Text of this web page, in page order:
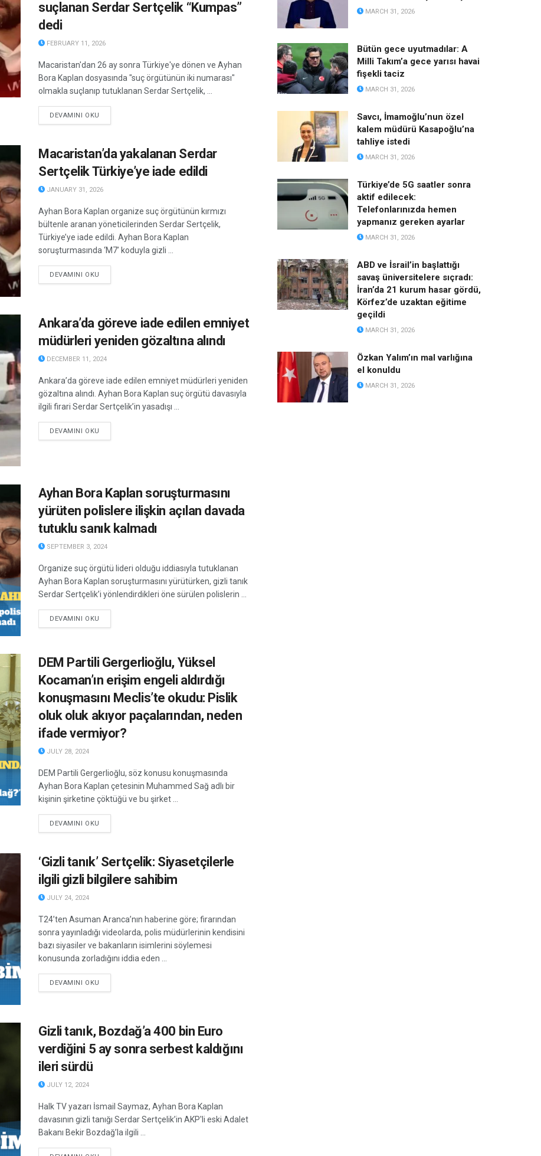
suçlanan Serdar Sertçelik “Kumpas”
dedi
FEBRUARY 11, 2026
Macaristan'dan 26 ay sonra Türkiye'ye dönen ve Ayhan
Bora Kaplan dosyasında "suç örgütünün iki numarası"
olmakla suçlanıp tutuklanan Serdar Sertçelik, ...
DEVAMINI OKU
Macaristan’da yakalanan Serdar
Sertçelik Türkiye’ye iade edildi
JANUARY 31, 2026
Ayhan Bora Kaplan organize suç örgütünün kırmızı
bültenle aranan yöneticilerinden Serdar Sertçelik,
Türkiye’ye iade edildi. Ayhan Bora Kaplan
soruşturmasında ‘M7’ koduyla gizli ...
DEVAMINI OKU
Ankara’da göreve iade edilen emniyet
müdürleri yeniden gözaltına alındı
DECEMBER 11, 2024
Ankara’da göreve iade edilen emniyet müdürleri yeniden
gözaltına alındı. Ayhan Bora Kaplan suç örgütü davasıyla
ilgili firari Serdar Sertçelik’in yasadışı ...
DEVAMINI OKU
Ayhan Bora Kaplan soruşturmasını
yürüten polislere ilişkin açılan davada
tutuklu sanık kalmadı
SEPTEMBER 3, 2024
Organize suç örgütü lideri olduğu iddiasıyla tutuklanan
Ayhan Bora Kaplan soruşturmasını yürütürken, gizli tanık
Serdar Sertçelik’i yönlendirdikleri öne sürülen polislerin ...
DEVAMINI OKU
DEM Partili Gergerlioğlu, Yüksel
Kocaman’ın erişim engeli aldırdığı
konuşmasını Meclis’te okudu: Pislik
oluk oluk akıyor paçalarından, neden
ifade vermiyor?
JULY 28, 2024
DEM Partili Gergerlioğlu, söz konusu konuşmasında
Ayhan Bora Kaplan çetesinin Muhammed Sağ adlı bir
kişinin şirketine çöktüğü ve bu şirket ...
DEVAMINI OKU
‘Gizli tanık’ Sertçelik: Siyasetçilerle
ilgili gizli bilgilere sahibim
JULY 24, 2024
T24’ten Asuman Aranca’nın haberine göre; firarından
sonra yayınladığı videolarda, polis müdürlerinin kendisini
bazı siyasiler ve bakanların isimlerini söylemesi
konusunda zorladığını iddia eden ...
DEVAMINI OKU
Gizli tanık, Bozdağ’a 400 bin Euro
verdiğini 5 ay sonra serbest kaldığını
ileri sürdü
JULY 12, 2024
Halk TV yazarı İsmail Saymaz, Ayhan Bora Kaplan
davasının gizli tanığı Serdar Sertçelik’in AKP'li eski Adalet
Bakanı Bekir Bozdağ’la ilgili ...
MARCH 31, 2026
Bütün gece uyutmadılar: A
Milli Takım’a gece yarısı havai
fişekli taciz
MARCH 31, 2026
Savcı, İmamoğlu’nun özel
kalem müdürü Kasapoğlu’na
tahliye istedi
MARCH 31, 2026
Türkiye’de 5G saatler sonra
aktif edilecek:
Telefonlarınızda hemen
yapmanız gereken ayarlar
MARCH 31, 2026
ABD ve İsrail’in başlattığı
savaş üniversitelere sıçradı:
İran’da 21 kurum hasar gördü,
Körfez’de uzaktan eğitime
geçildi
MARCH 31, 2026
Özkan Yalım’ın mal varlığına
el konuldu
MARCH 31, 2026